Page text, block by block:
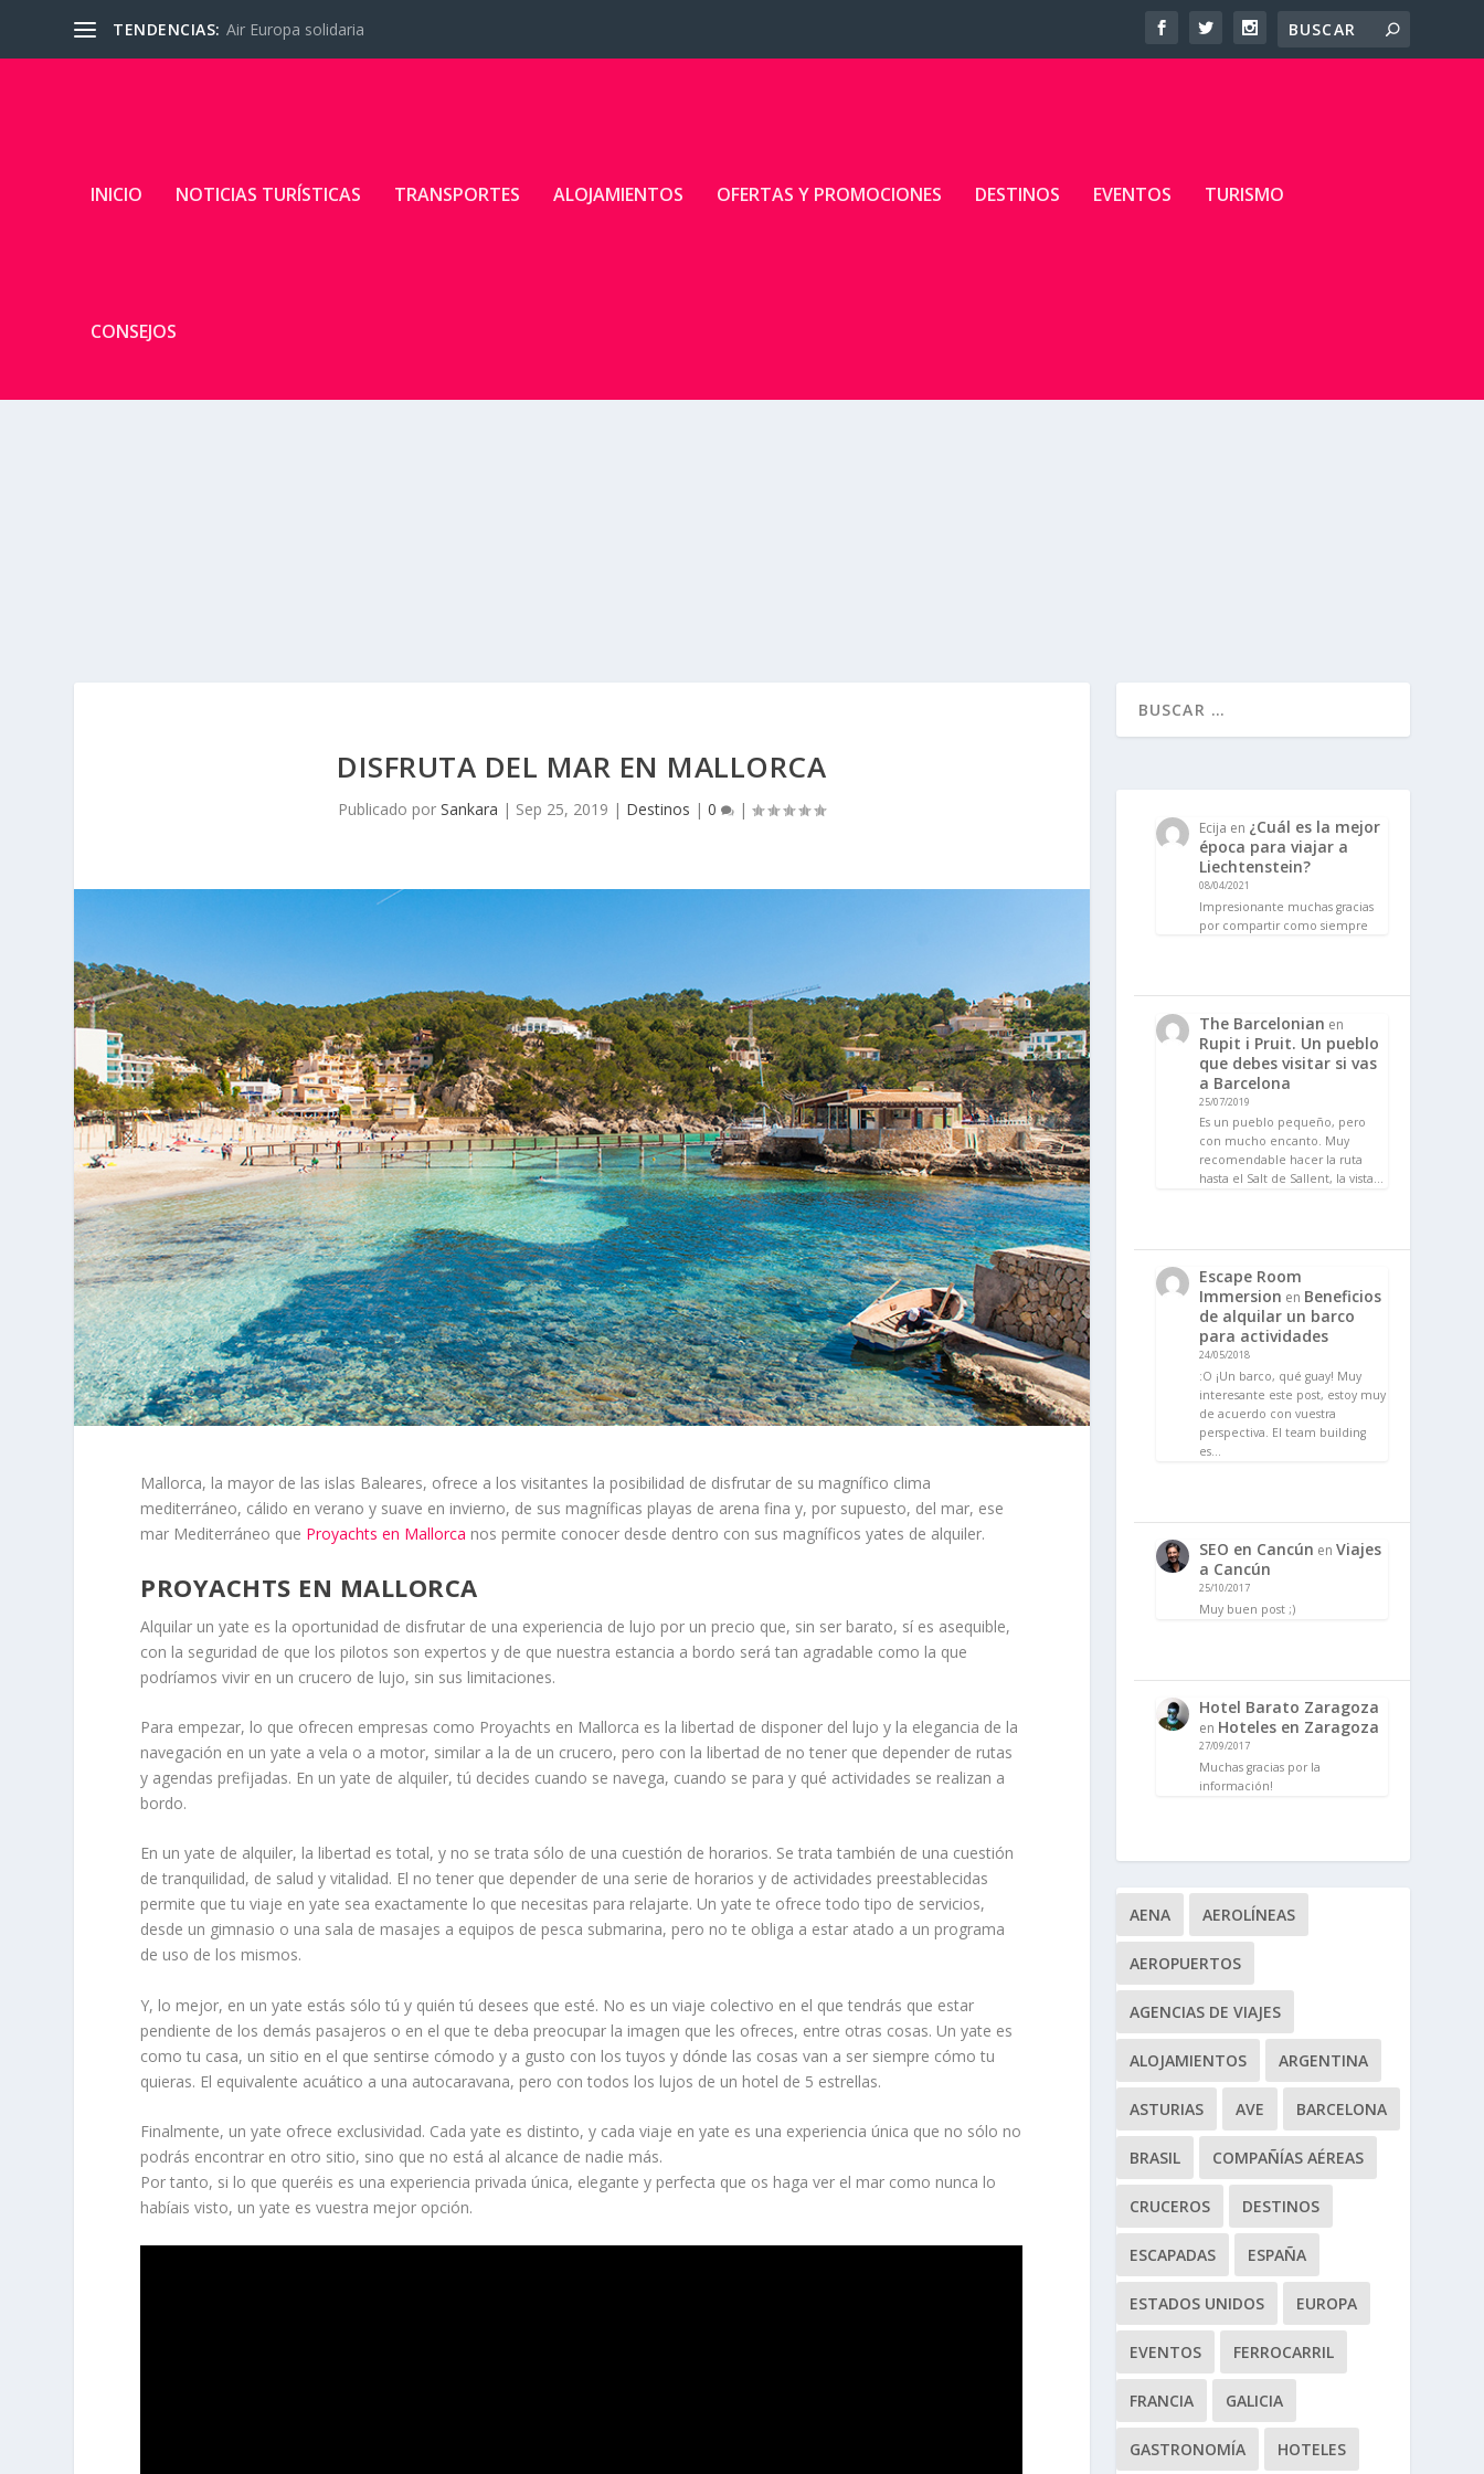
TENDENCIAS: Air Europa solidaria
INICIO NOTICIAS TURÍSTICAS TRANSPORTES ALOJAMIENTOS OFERTAS Y PROMOCIONES DESTINOS EVENTOS TURISMO
CONSEJOS
DISFRUTA DEL MAR EN MALLORCA
Publicado porSankara | Sep 25, 2019 | Destinos |0 |
Mallorca, la mayor de las islas Baleares, ofrece a los visitantes la posibilidad de disfrutar de su magnífico clima
mediterráneo, cálido en verano y suave en invierno, de sus magníficas playas de arena fina y, por supuesto, del mar, ese
mar Mediterráneo que Proyachts en Mallorca nos permite conocer desde dentro con sus magníficos yates de alquiler.
PROYACHTS EN MALLORCA
Alquilar un yate es la oportunidad de disfrutar de una experiencia de lujo por un precio que, sin ser barato, sí es asequible,
con la seguridad de que los pilotos son expertos y de que nuestra estancia a bordo será tan agradable como la que
podríamos vivir en un crucero de lujo, sin sus limitaciones.
Para empezar, lo que ofrecen empresas como Proyachts en Mallorca es la libertad de disponer del lujo y la elegancia de la
navegación en un yate a vela o a motor, similar a la de un crucero, pero con la libertad de no tener que depender de rutas
y agendas prefijadas. En un yate de alquiler, tú decides cuando se navega, cuando se para y qué actividades se realizan a
bordo.
En un yate de alquiler, la libertad es total, y no se trata sólo de una cuestión de horarios. Se trata también de una cuestión
de tranquilidad, de salud y vitalidad. El no tener que depender de una serie de horarios y de actividades preestablecidas
permite que tu viaje en yate sea exactamente lo que necesitas para relajarte. Un yate te ofrece todo tipo de servicios,
desde un gimnasio o una sala de masajes a equipos de pesca submarina, pero no te obliga a estar atado a un programa
de uso de los mismos.
Y, lo mejor, en un yate estás sólo tú y quién tú desees que esté. No es un viaje colectivo en el que tendrás que estar
pendiente de los demás pasajeros o en el que te deba preocupar la imagen que les ofreces, entre otras cosas. Un yate es
como tu casa, un sitio en el que sentirse cómodo y a gusto con los tuyos y dónde las cosas van a ser siempre cómo tu
quieras. El equivalente acuático a una autocaravana, pero con todos los lujos de un hotel de 5 estrellas.
Finalmente, un yate ofrece exclusividad. Cada yate es distinto, y cada viaje en yate es una experiencia única que no sólo no
podrás encontrar en otro sitio, sino que no está al alcance de nadie más.
Por tanto, si lo que queréis es una experiencia privada única, elegante y perfecta que os haga ver el mar como nunca lo
habíais visto, un yate es vuestra mejor opción.
Ecija en ¿Cuál es la mejor
época para viajar a
Liechtenstein?
08/04/2021
Impresionante muchas gracias
por compartir como siempre
The Barcelonian en
Rupit i Pruit. Un pueblo
que debes visitar si vas
a Barcelona
25/07/2019
Es un pueblo pequeño, pero
con mucho encanto. Muy
recomendable hacer la ruta
hasta el Salt de Sallent, la vista…
Escape Room
Immersion en Beneficios
de alquilar un barco
para actividades
24/05/2018
:O ¡Un barco, qué guay! Muy
interesante este post, estoy muy
de acuerdo con vuestra
perspectiva. El team building
es…
SEO en Cancún en Viajes
a Cancún
25/10/2017
Muy buen post ;)
Hotel Barato Zaragoza
en Hoteles en Zaragoza
27/09/2017
Muchas gracias por la
información!
AENA AEROLÍNEAS
AEROPUERTOS
AGENCIAS DE VIAJES
ALOJAMIENTOS ARGENTINA
ASTURIAS AVE BARCELONA
BRASIL COMPAÑÍAS AÉREAS
CRUCEROS DESTINOS
ESCAPADAS ESPAÑA
ESTADOS UNIDOS EUROPA
EVENTOS FERROCARRIL
FRANCIA GALICIA
GASTRONOMÍA HOTELES